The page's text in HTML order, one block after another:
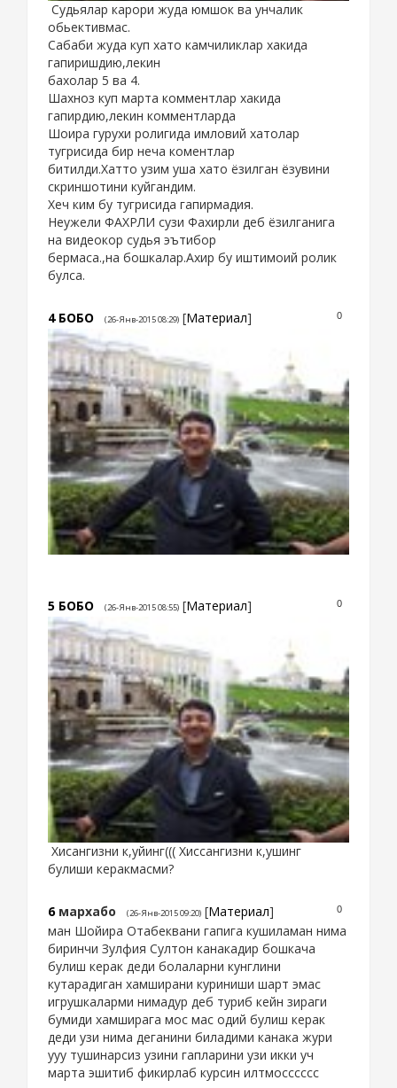
Судьялар карори жуда юмшок ва унчалик
обьективмас.
Сабаби жуда куп хато камчиликлар хакида
гапиришдию,лекин
бахолар 5 ва 4.
Шахноз куп марта комментлар хакида
гапирдию,лекин комментларда
Шоира гурухи ролигида имловий хатолар
тугрисида бир неча коментлар
битилди.Хатто узим уша хато ёзилган ёзувини
скриншотини куйгандим.
Хеч ким бу тугрисида гапирмадия.
Неужели ФАХРЛИ сузи Фахирли деб ёзилганига
на видеокор судья эътибор
бермаса.,на бошкалар.Ахир бу иштимоий ролик
булса.
0
4 БОБО (26-Янв-2015 08:29) [Материал]
0
5 БОБО (26-Янв-2015 08:55) [Материал]
Хисангизни к,уйинг((( Хиссангизни к,ушинг
булиши керакмасми?
0
6 мархабо (26-Янв-2015 09:20) [Материал]
ман Шойира Отабеквани гапига кушиламан нима
биринчи Зулфия Султон канакадир бошкача
булиш керак деди болаларни кунглини
кутарадиган хамширани куриниши шарт эмас
игрушкаларми нимадур деб туриб кейн зираги
бумиди хамширага мос мас одий булиш керак
деди узи нима деганини биладими канака жури
ууу тушинарсиз узини гапларини узи икки уч
марта эшитиб фикирлаб курсин илтмосссссс